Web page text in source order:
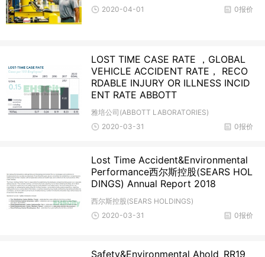
0报价
2020-04-01
LOST TIME CASE RATE ，GLOBAL
VEHICLE ACCIDENT RATE， RECO
RDABLE INJURY OR ILLNESS INCID
ENT RATE ABBOTT
雅培公司(ABBOTT LABORATORIES)
0报价
2020-03-31
Lost Time Accident&Environmental
Performance西尔斯控股(SEARS HOL
DINGS) Annual Report 2018
西尔斯控股(SEARS HOLDINGS)
0报价
2020-03-31
Safety&Environmental Ahold_RR19_